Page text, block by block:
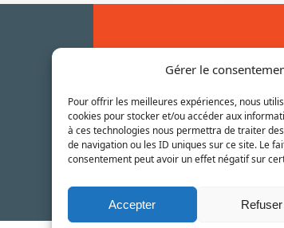
Gérer le
Pour offrir les meilleures expériences, nous
cookies pour stocker et/ou accéder aux
à ces technologies nous permettra de traiter
de navigation ou les ID uniques sur ce site. Le
consentement peut avoir un effet négatif sur
Accepter Refuser
Inscrivez-vous à la
Vous recevrez
actualités du SRI.
INSCRIPTION